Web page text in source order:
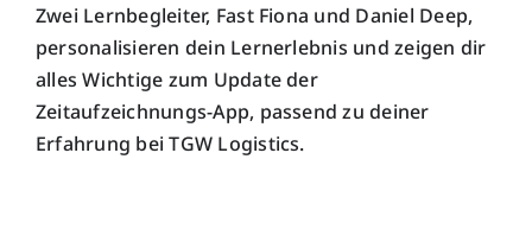
Zwei Lernbegleiter, Fast Fiona und Daniel Deep,
personalisieren dein Lernerlebnis und zeigen dir
alles Wichtige zum Update der
Zeitaufzeichnungs-App, passend zu deiner
Erfahrung bei TGW Logistics.